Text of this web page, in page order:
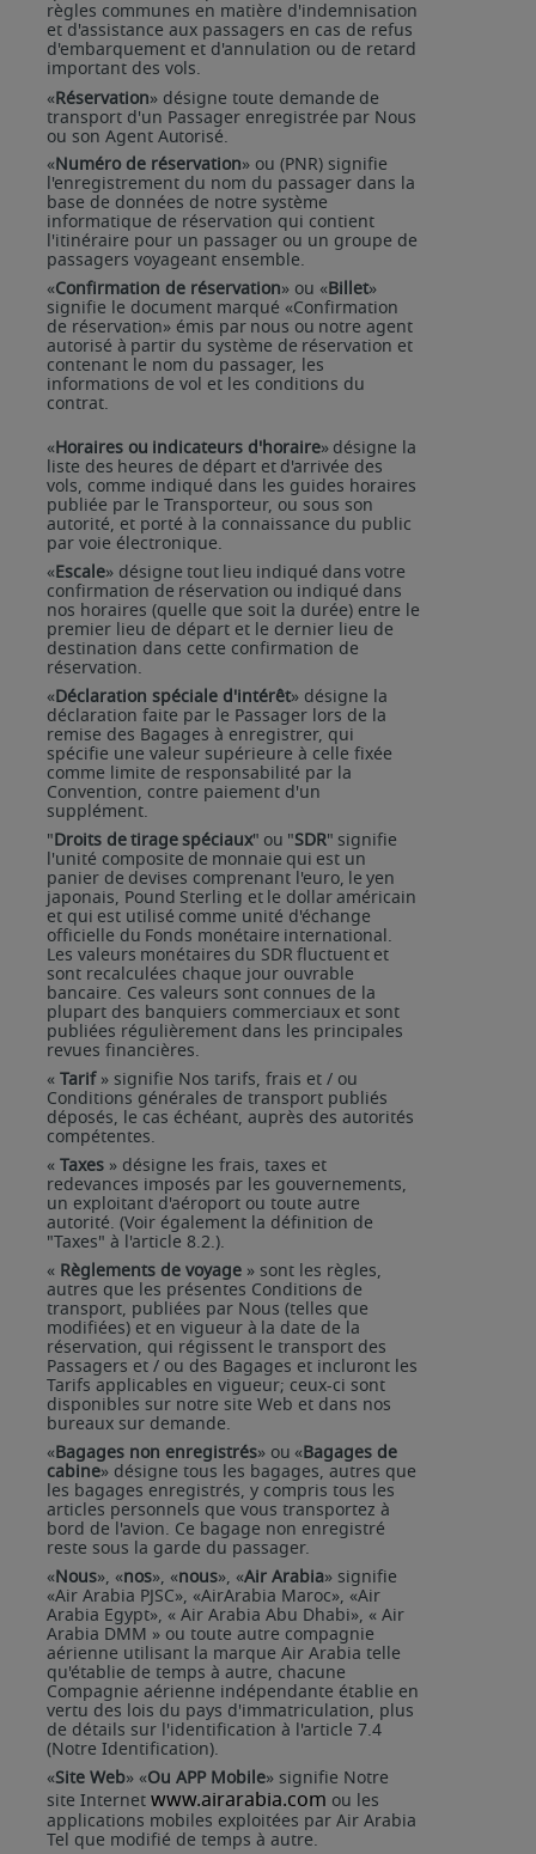
règles communes en matière d'indemnisation
et d'assistance aux passagers en cas de refus
d'embarquement et d'annulation ou de retard
important des vols.
«Réservation» désigne toute demande de
transport d'un Passager enregistrée par Nous
ou son AgentAutorisé.
«Numéro de réservation» ou (PNR) signifie
l'enregistrement du nom du passager dans la
base de données de notre système
informatique de réservation qui contient
l'itinéraire pour un passager ou un groupe de
passagers voyageant ensemble.
«Confirmation de réservation» ou «Billet»
signifie le document marqué «Confirmation
de réservation» émis par nous ou notre agent
autorisé à partir du système de réservation et
contenant le nom du passager, les
informations de vol et les conditions du
contrat.
«Horaires ou indicateurs d'horaire» désigne la
liste des heures de départ et d'arrivée des
vols, comme indiqué dans les guides horaires
publiée par le Transporteur, ou sous son
autorité, et porté à la connaissance du public
par voie électronique.
«Escale» désignetout lieu indiqué dans votre
confirmation de réservation ou indiqué dans
nos horaires (quelle que soit la durée) entre le
premier lieu de départ et le dernier lieu de
destination dans cette confirmation de
réservation.
«Déclaration spéciale d'intérêt» désigne la
déclaration faite par le Passager lors de la
remise des Bagages à enregistrer, qui
spécifie une valeur supérieure à celle fixée
comme limite de responsabilité par la
Convention, contre paiement d'un
supplément.
"Droits detiragespéciaux" ou "SDR" signifie
l'unité composite de monnaie qui est un
panier de devises comprenant l'euro, le yen
japonais, Pound Sterling etle dollaraméricain
et qui est utilisé comme unité d'échange
officielle du Fonds monétaire international.
Les valeurs monétaires du SDRfluctuentet
sont recalculées chaque jour ouvrable
bancaire. Ces valeurs sont connues de la
plupart des banquiers commerciaux et sont
publiées régulièrement dans les principales
revues financières.
« Tarif » signifie Nos tarifs, frais et / ou
Conditions générales de transport publiés
déposés, le cas échéant, auprès des autorités
compétentes.
« Taxes » désigne les frais, taxes et
redevances imposés par les gouvernements,
un exploitant d'aéroport ou toute autre
autorité. (Voir également la définition de
"Taxes" à l'article 8.2.).
« Règlements de voyage » sont les règles,
autres que les présentes Conditions de
transport, publiées par Nous (telles que
modifiées) et en vigueur à la date de la
réservation, qui régissent le transport des
Passagers et / ou des Bagages et incluront les
Tarifs applicables en vigueur; ceux-ci sont
disponibles sur notre site Web et dans nos
bureaux sur demande.
«Bagages non enregistrés» ou «Bagages de
cabine» désigne tous les bagages, autres que
les bagages enregistrés, y compris tous les
articles personnels que vous transportez à
bord de l'avion. Ce bagage non enregistré
reste sous la garde du passager.
«Nous», «nos», «nous», «Air Arabia» signifie
«Air Arabia PJSC», «AirArabia Maroc», «Air
Arabia Egypt», « Air Arabia Abu Dhabi», « Air
Arabia DMM » ou toute autre compagnie
aérienne utilisant la marque Air Arabia telle
qu'établie de temps à autre, chacune
Compagnie aérienne indépendante établie en
vertu des lois du pays d'immatriculation, plus
de détails sur l'identification à l'article 7.4
(Notre Identification).
«Site Web» «Ou APP Mobile» signifie Notre
site Internetwww.airarabia.com ou les
applications mobiles exploitées par Air Arabia
Tel que modifié de temps à autre.